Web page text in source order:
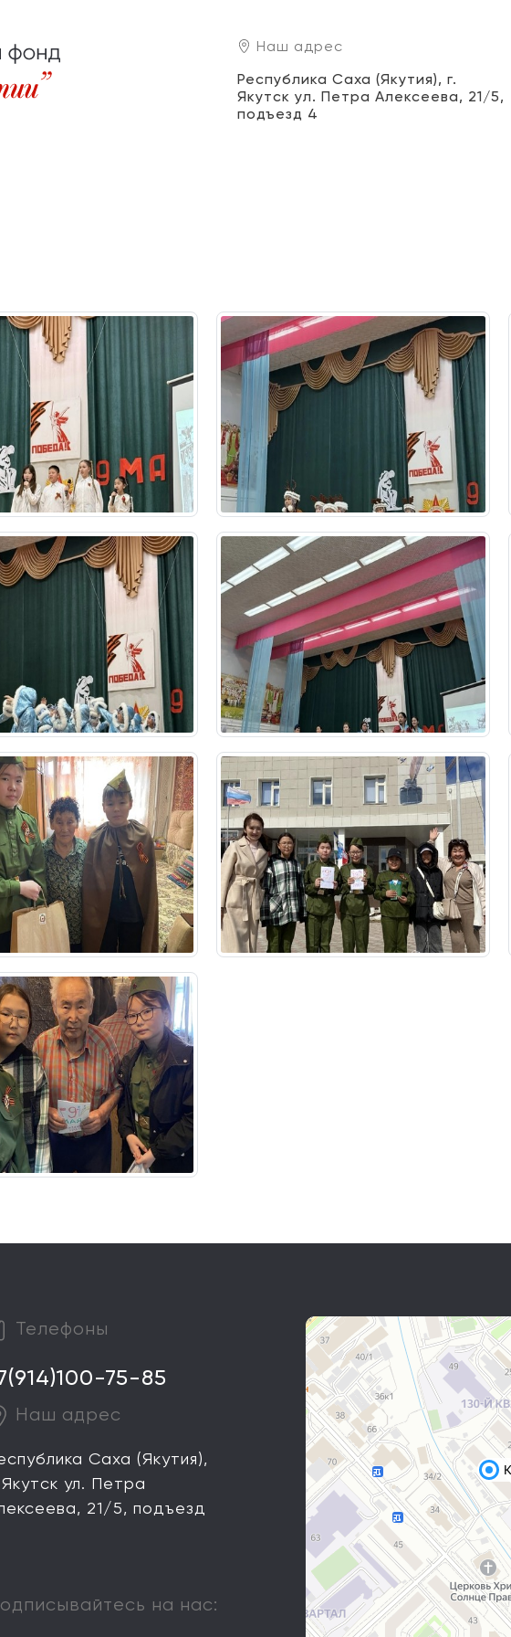
Наш адрес
Республика Саха (Якутия), г.
Якутск ул. Петра Алексеева, 21/5,
подъезд 4
Телефоны
75-85
Наш адрес
Саха (Якутия),
Якутск ул. Петра
21/5, подъезд
на нас: